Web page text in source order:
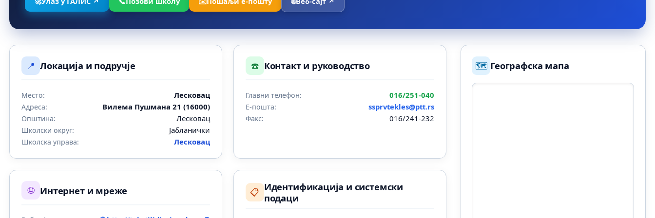
📍 Локација и подручје
Место: Лесковац
Адреса: Вилема Пушмана 21 (16000)
Општина: Лесковац
Школски округ: Јабланички
Школска управа: Лесковац
☎️ Контакт и руководство
Главни телефон: 016/251-040
Е-пошта: ssprvtekles@ptt.rs
Факс: 016/241-232
🌐 Интернет и мреже 📋 Идентификација и системски
подаци
🗺️ Географска мапа